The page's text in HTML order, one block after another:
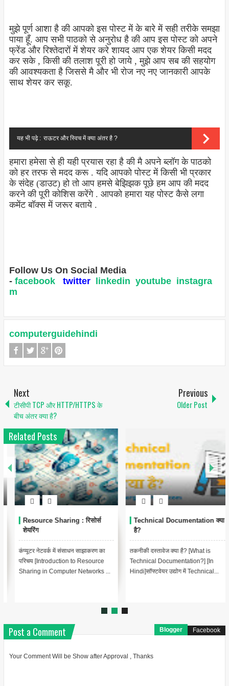
मुझे पूर्ण आशा है की आपको इस पोस्ट में के बारे में सही तरीके समझा
पाया हूँ. आप सभी पाठको से अनुरोध है की आप इस पोस्ट को अपने
फ्रेंड और रिश्तेदारों में शेयर करे शायद आप एक शेयर किसी मदद
कर सके , किसी की तलाश पूरी हो जाये , मुझे आप सब की सहयोग
की आवश्यकता है जिससे मै और भी रोज नए नए जानकारी आपके
साथ शेयर कर सकू.
यह भी पढ़े : राऊटर और स्विच में क्या अंतर है ?
हमारा हमेसा से ही यही प्रयास रहा है की मै अपने ब्लॉग के पाठको
को हर तरफ से मदद करू . यदि आपको पोस्ट में किसी भी प्रकार
के संदेह (डाउट) हो तो आप हमसे बेझिझक पूछे हम आप की मदद
करने की पूरी कोशिस करेंगे . आपको हमारा यह पोस्ट कैसे लगा
कमेंट बॉक्स में जरूर बताये .
Follow Us On Social Media
- facebook twitter linkedin youtube instagra
m
computerguidehindi
Next
टीसीपी TCP और HTTP/HTTPS के
बीच अंतर क्या है?
Previous
Older Post
Related Posts
Resource Sharing : रिसोर्स
शेयरिंग
कंप्यूटर नेटवर्क में संसाधन साझाकरण का
परिचय [Introduction to Resource
Sharing in Computer Networks ...
Technical Documentation क्या
तकनीकी दस्तावेज क्या है? [What is
Technical Documentation?] [In
Hindi]सॉफ्टवेयर उद्योग में Technical...
Post a Comment Blogger Facebook
Your Comment Will be Show after Approval , Thanks